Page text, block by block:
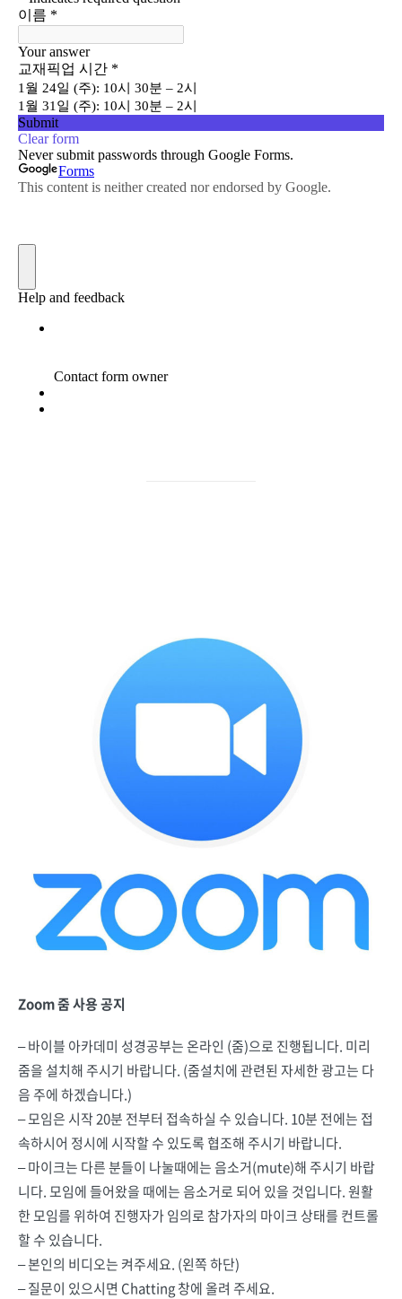
Zoom 줌 사용 공지
– 바이블 아카데미 성경공부는 온라인 (줌)으로 진행됩니다. 미리
줌을 설치해 주시기 바랍니다. (줌설치에 관련된 자세한 광고는 다
음 주에 하겠습니다.)
– 모임은 시작 20분 전부터 접속하실 수 있습니다. 10분 전에는 접
속하시어 정시에 시작할 수 있도록 협조해 주시기 바랍니다.
– 마이크는 다른 분들이 나눌때에는 음소거(mute)해 주시기 바랍
니다. 모임에 들어왔을 때에는 음소거로 되어 있을 것입니다. 원활
한 모임를 위하여 진행자가 임의로 참가자의 마이크 상태를 컨트롤
할 수 있습니다.
– 본인의 비디오는 켜주세요. (왼쪽 하단)
– 질문이 있으시면 Chatting 창에 올려 주세요.